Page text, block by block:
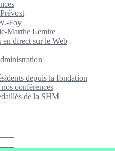
Foy
Marthe Lemire
en direct sur le Web
depuis la fondation
conférences
de la SHM